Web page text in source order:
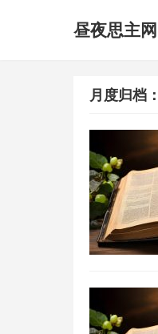
昼夜思主网
月度归档：